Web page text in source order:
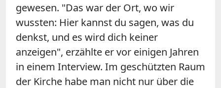
gewesen. "Das war der Ort, wo wir
wussten: Hier kannst du sagen, was du
denkst, und es wird dich keiner
anzeigen", erzählte er vor einigen Jahren
in einem Interview. Im geschützten Raum
der Kirche habe man nicht nur über die